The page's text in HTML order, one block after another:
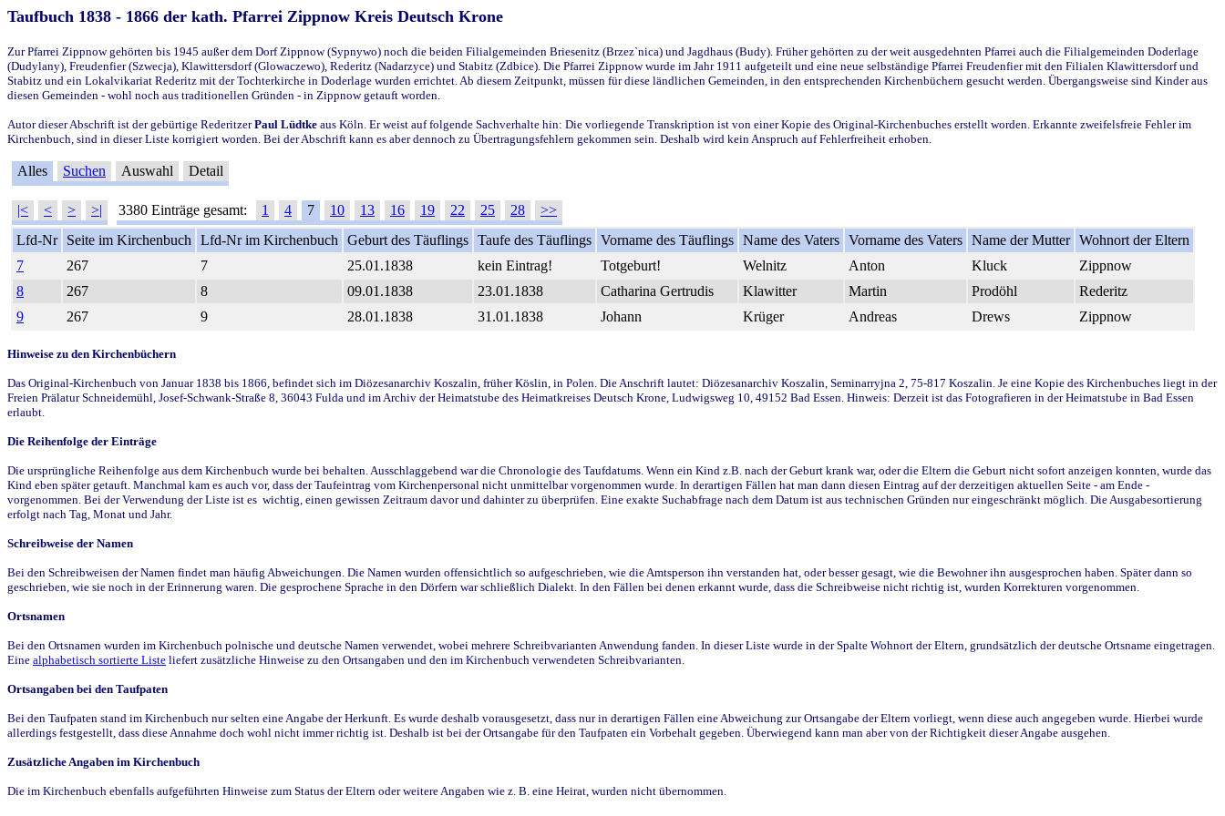
Taufbuch 1838 - 1866 der kath. Pfarrei Zippnow Kreis Deutsch Krone
Zur Pfarrei Zippnow gehörten bis 1945 außer dem Dorf Zippnow (Sypnywo) noch die beiden Filialgemeinden Briesenitz (Brzez`nica) und Jagdhaus (Budy). Früher gehörten zu der weit ausgedehnten Pfarrei auch die Filialgemeinden Doderlage
(Dudylany), Freudenfier (Szwecja), Klawittersdorf (Glowaczewo), Rederitz (Nadarzyce) und Stabitz (Zdbice). Die Pfarrei Zippnow wurde im Jahr 1911 aufgeteilt und eine neue selbständige Pfarrei Freudenfier mit den Filialen Klawittersdorf und
Stabitz und ein Lokalvikariat Rederitz mit der Tochterkirche in Doderlage wurden errichtet. Ab diesem Zeitpunkt, müssen für diese ländlichen Gemeinden, in den entsprechenden Kirchenbüchern gesucht werden. Übergangsweise sind Kinder aus
diesen Gemeinden - wohl noch aus traditionellen Gründen - in Zippnow getauft worden.
Autor dieser Abschrift ist der gebürtige RederitzerPaul Lüdtke aus Köln. Er weist auf folgende Sachverhalte hin: Die vorliegende Transkription ist von einer Kopie des Original-Kirchenbuches erstellt worden. Erkannte zweifelsfreie Fehler im
Kirchenbuch, sind in dieser Liste korrigiert worden. Bei der Abschrift kann es aber dennoch zu Übertragungsfehlern gekommen sein. Deshalb wird kein Anspruch auf Fehlerfreiheit erhoben.
Alles Suchen Auswahl Detail
|< < > >| 3380 Einträge gesamt: 1 4 7 10 13 16 19 22 25 28
>>
Lfd-Nr
Seite im Kirchenbuch Lfd-Nr im Kirchenbuch Geburt des Täuflings Taufe des Täuflings Vorname des Täuflings Name des Vaters Vorname des Vaters Name der Mutter Wohnort der Eltern
7
267 7 25.01.1838 kein Eintrag! Totgeburt! Welnitz Anton Kluck
Zippnow
8
267 8 09.01.1838 23.01.1838 Catharina Gertrudis Klawitter Martin Prodöhl
Rederitz
9
267 9 28.01.1838 31.01.1838 Johann Krüger Andreas Drews Zippnow
Hinweise zu den Kirchenbüchern
Das Original-Kirchenbuch von Januar 1838 bis 1866, befindet sich im Diözesanarchiv Koszalin, früher Köslin, in Polen. Die Anschrift lautet: Diözesanarchiv Koszalin, Seminarryjna 2, 75-817 Koszalin. Je eine Kopie des Kirchenbuches liegt in der
Freien Prälatur Schneidemühl, Josef-Schwank-Straße 8, 36043 Fulda und im Archiv der Heimatstube des Heimatkreises Deutsch Krone, Ludwigsweg 10, 49152 Bad Essen. Hinweis: Derzeit ist das Fotografieren in der Heimatstube in Bad Essen
erlaubt.
Die Reihenfolge der Einträge
Die ursprüngliche Reihenfolge aus dem Kirchenbuch wurde bei behalten. Ausschlaggebend war die Chronologie des Taufdatums. Wenn ein Kind z.B. nach der Geburt krank war, oder die Eltern die Geburt nicht sofort anzeigen konnten, wurde das
Kind eben später getauft. Manchmal kam es auch vor, dass der Taufeintrag vom Kirchenpersonal nicht unmittelbar vorgenommen wurde. In derartigen Fällen hat man dann diesen Eintrag auf der derzeitigen aktuellen Seite - am Ende -
vorgenommen. Bei der Verwendung der Liste ist es wichtig, einen gewissen Zeitraum davor und dahinter zu überprüfen. Eine exakte Suchabfrage nach dem Datum ist aus technischen Gründen nur eingeschränkt möglich. Die Ausgabesortierung
erfolgt nach Tag, Monat und Jahr.
Schreibweise der Namen
Bei den Schreibweisen der Namen findet man häufig Abweichungen. Die Namen wurden offensichtlich so aufgeschrieben, wie die Amtsperson ihn verstanden hat, oder besser gesagt, wie die Bewohner ihn ausgesprochen haben. Später dann so
geschrieben, wie sie noch in der Erinnerung waren. Die gesprochene Sprache in den Dörfern war schließlich Dialekt. In den Fällen bei denen erkannt wurde, dass die Schreibweise nicht richtig ist, wurden Korrekturen vorgenommen.
Ortsnamen
Bei den Ortsnamen wurden im Kirchenbuch polnische und deutsche Namen verwendet, wobei mehrere Schreibvarianten Anwendung fanden. In dieser Liste wurde in der Spalte Wohnort der Eltern, grundsätzlich der deutsche Ortsname eingetragen.
Eine alphabetisch sortierte Liste liefert zusätzliche Hinweise zu den Ortsangaben und den im Kirchenbuch verwendeten Schreibvarianten.
Ortsangaben bei den Taufpaten
Bei den Taufpaten stand im Kirchenbuch nur selten eine Angabe der Herkunft. Es wurde deshalb vorausgesetzt, dass nur in derartigen Fällen eine Abweichung zur Ortsangabe der Eltern vorliegt, wenn diese auch angegeben wurde. Hierbei wurde
allerdings festgestellt, dass diese Annahme doch wohl nicht immer richtig ist. Deshalb ist bei der Ortsangabe für den Taufpaten ein Vorbehalt gegeben. Überwiegend kann man aber von der Richtigkeit dieser Angabe ausgehen.
Zusätzliche Angaben im Kirchenbuch
Die im Kirchenbuch ebenfalls aufgeführten Hinweise zum Status der Eltern oder weitere Angaben wie z. B. eine Heirat, wurden nicht übernommen.